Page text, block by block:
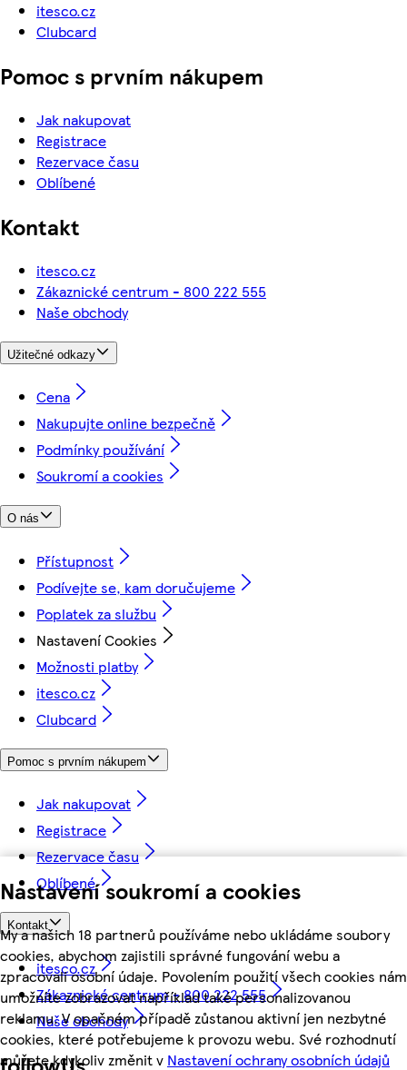
Nastavení soukromí a cookies
My a našich 18 partnerů používáme nebo ukládáme soubory
cookies, abychom zajistili správné fungování webu a
zpracovali osobní údaje. Povolením použití všech cookies nám
umožníte zobrazovat například také personalizovanou
reklamu. V opačném případě zůstanou aktivní jen nezbytné
cookies, které potřebujeme k provozu webu. Své rozhodnutí
můžete kdykoliv změnit v Nastavení ochrany osobních údajů
itesco.cz
Clubcard
Pomoc s prvním nákupem
Jak nakupovat
Registrace
Rezervace času
Oblíbené
Kontakt
itesco.cz
Zákaznické centrum - 800 222 555
Naše obchody
Užitečné odkazy
Cena
Nakupujte online bezpečně
Podmínky používání
Soukromí a cookies
O nás
Přístupnost
Podívejte se, kam doručujeme
Poplatek za službu
Nastavení Cookies
Možnosti platby
itesco.cz
Clubcard
Pomoc s prvním nákupem
Jak nakupovat
Registrace
Rezervace času
Oblíbené
Kontakt
itesco.cz
Zákaznické centrum - 800 222 555
Naše obchody